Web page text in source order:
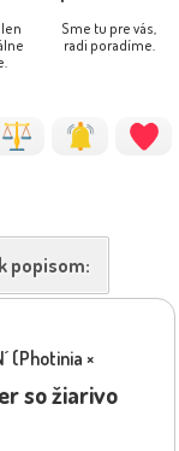
Sme tu pre vás,
radi poradíme.
popisom:
(Photinia ×
so žiarivo